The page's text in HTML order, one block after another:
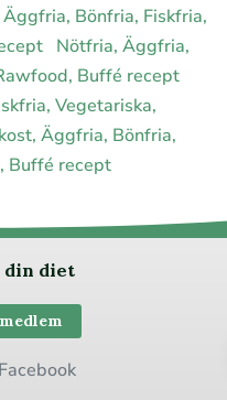
Äggfria, Bönfria, Fiskfria,
Nötfria, Äggfria,
Buffé recept
Vegetariska,
Äggfria, Bönfria,
Buffé recept
din diet
Facebook